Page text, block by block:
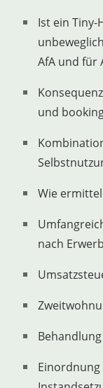
Ist ein Tiny-
AfA und für
und
Wie
nach Erwerb